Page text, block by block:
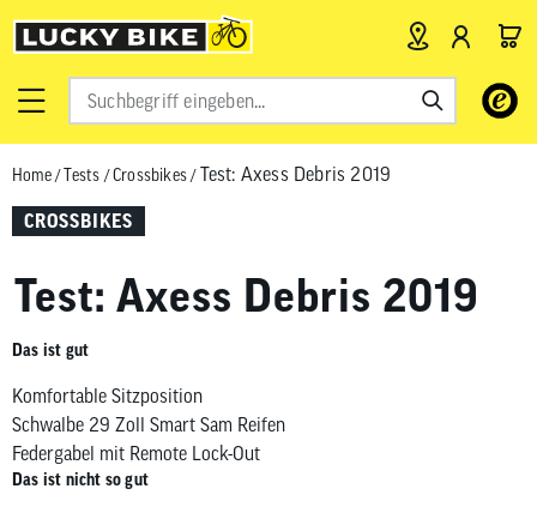
Verwende
Pfeile
um
Home/Tests /Crossbikes/Test: Axess Debris 2019
CROSSBIKES
Test: Axess Debris 2019
Das ist gut
Komfortable Sitzposition
Schwalbe 29 Zoll Smart Sam Reifen
Federgabel mit Remote Lock-Out
Das ist nicht so gut